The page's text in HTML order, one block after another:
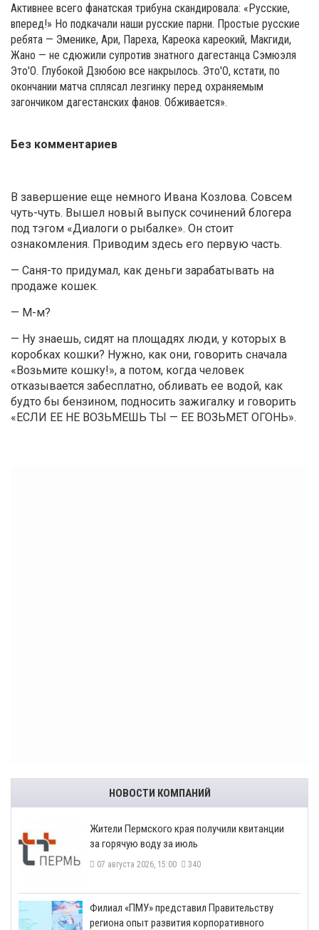
Активнее всего фанатская трибуна скандировала: «Русские,
вперед!» Но подкачали наши русские парни. Простые русские
ребята — Эменике, Ари, Пареха, Кареока кареокий, Макгиди,
Жано — не сдюжили супротив знатного дагестанца Сэмюэля
Это'О. Глубокой Дзюбою все накрылось. Это'О, кстати, по
окончании матча сплясал лезгинку перед охраняемым
загончиком дагестанских фанов. Обживается».
Без комментариев
В завершение еще немного Ивана Козлова. Совсем
чуть-чуть. Вышел новый выпуск сочинений блогера
под тэгом «Диалоги о рыбалке». Он стоит
ознакомления. Приводим здесь его первую часть.
— Саня-то придумал, как деньги зарабатывать на
продаже кошек.
— М-м?
— Ну знаешь, сидят на площадях люди, у которых в
коробках кошки? Нужно, как они, говорить сначала
«Возьмите кошку!», а потом, когда человек
отказывается забесплатно, обливать ее водой, как
будто бы бензином, подносить зажигалку и говорить
«ЕСЛИ ЕЕ НЕ ВОЗЬМЕШЬ ТЫ — ЕЕ ВОЗЬМЕТ ОГОНЬ».
НОВОСТИ КОМПАНИЙ
​Жители Пермского края получили квитанции
за горячую воду за июль
07 августа 2026, 15:00 340
​Филиал «ПМУ» представил Правительству
региона опыт развития корпоративного